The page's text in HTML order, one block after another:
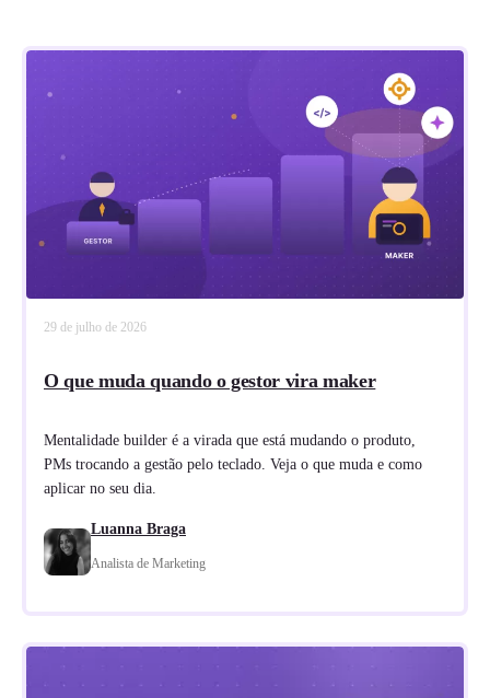
29 de julho de 2026
O que muda quando o gestor vira maker
Mentalidade builder é a virada que está mudando o produto,
PMs trocando a gestão pelo teclado. Veja o que muda e como
aplicar no seu dia.
Luanna Braga
Analista de Marketing